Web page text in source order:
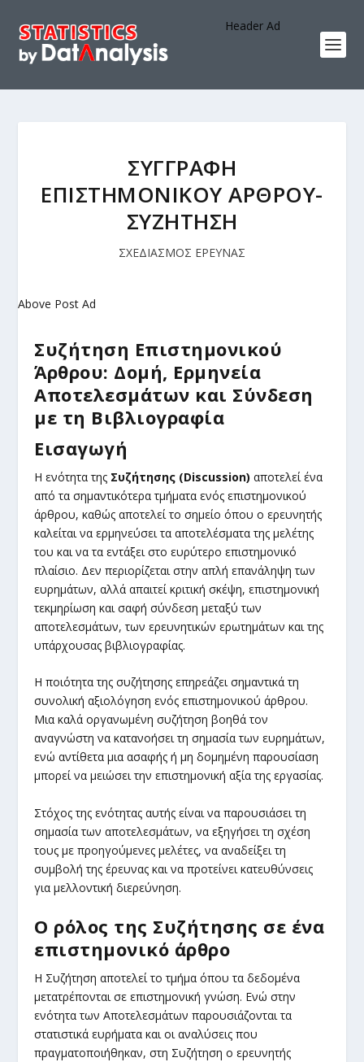
Header Ad
ΣΥΓΓΡΑΦΗ
ΕΠΙΣΤΗΜΟΝΙΚΟΥ ΑΡΘΡΟΥ-
ΣΥΖΗΤΗΣΗ
ΣΧΕΔΙΑΣΜΟΣ ΕΡΕΥΝΑΣ
Above Post Ad
Συζήτηση Επιστημονικού
Άρθρου: Δομή, Ερμηνεία
Αποτελεσμάτων και Σύνδεση
με τη Βιβλιογραφία
Εισαγωγή
Η ενότητα της Συζήτησης (Discussion) αποτελεί ένα
από τα σημαντικότερα τμήματα ενός επιστημονικού
άρθρου, καθώς αποτελεί το σημείο όπου ο ερευνητής
καλείται να ερμηνεύσει τα αποτελέσματα της μελέτης
του και να τα εντάξει στο ευρύτερο επιστημονικό
πλαίσιο. Δεν περιορίζεται στην απλή επανάληψη των
ευρημάτων, αλλά απαιτεί κριτική σκέψη, επιστημονική
τεκμηρίωση και σαφή σύνδεση μεταξύ των
αποτελεσμάτων, των ερευνητικών ερωτημάτων και της
υπάρχουσας βιβλιογραφίας.
Η ποιότητα της συζήτησης επηρεάζει σημαντικά τη
συνολική αξιολόγηση ενός επιστημονικού άρθρου.
Μια καλά οργανωμένη συζήτηση βοηθά τον
αναγνώστη να κατανοήσει τη σημασία των ευρημάτων,
ενώ αντίθετα μια ασαφής ή μη δομημένη παρουσίαση
μπορεί να μειώσει την επιστημονική αξία της εργασίας.
Στόχος της ενότητας αυτής είναι να παρουσιάσει τη
σημασία των αποτελεσμάτων, να εξηγήσει τη σχέση
τους με προηγούμενες μελέτες, να αναδείξει τη
συμβολή της έρευνας και να προτείνει κατευθύνσεις
για μελλοντική διερεύνηση.
Ο ρόλος της Συζήτησης σε ένα
επιστημονικό άρθρο
Η Συζήτηση αποτελεί το τμήμα όπου τα δεδομένα
μετατρέπονται σε επιστημονική γνώση. Ενώ στην
ενότητα των Αποτελεσμάτων παρουσιάζονται τα
στατιστικά ευρήματα και οι αναλύσεις που
πραγματοποιήθηκαν, στη Συζήτηση ο ερευνητής